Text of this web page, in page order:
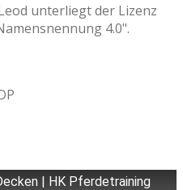
unterliegt der Lizenz
4.0".
| HK Pferdetraining